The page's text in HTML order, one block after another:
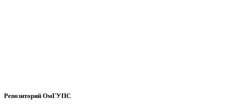
Репозиторий ОмГУПС